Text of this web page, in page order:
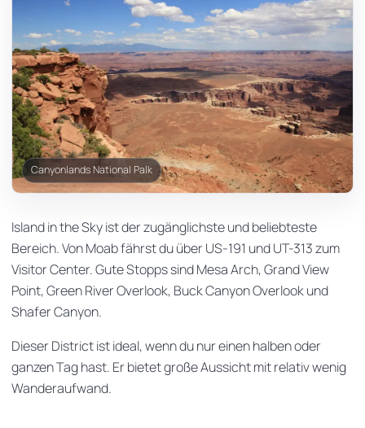
Canyonlands National Palk
Island in the Sky ist der zugänglichste und beliebteste
Bereich. Von Moab fährst du über US-191 und UT-313 zum
Visitor Center. Gute Stopps sind Mesa Arch, Grand View
Point, Green River Overlook, Buck Canyon Overlook und
Shafer Canyon.
Dieser District ist ideal, wenn du nur einen halben oder
ganzen Tag hast. Er bietet große Aussicht mit relativ wenig
Wanderaufwand.